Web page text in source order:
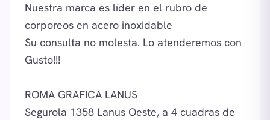
Nuestra marca es líder en el rubro de
corporeos en acero inoxidable
Su consulta no molesta. Lo atenderemos con
Gusto!!!
ROMA GRAFICA LANUS
Segurola 1358 Lanus Oeste, a 4 cuadras de